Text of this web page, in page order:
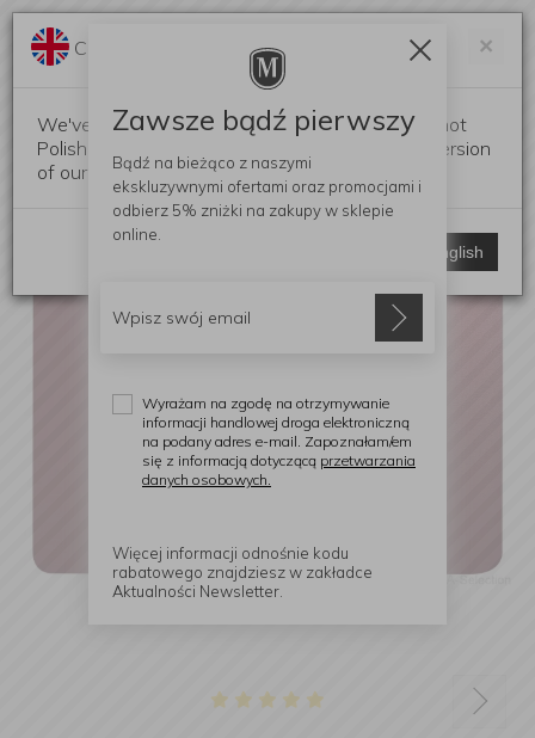
×
Change language?
We've detected that your browser language is not
Polish. Would you like to switch to the English version
of our website?
Switch to English
Zawsze bądź pierwszy
Bądź na bieżąco z naszymi
ekskluzywnymi ofertami oraz promocjami i
odbierz 5% zniżki na zakupy w sklepie
online.
Wyrażam na zgodę na otrzymywanie
informacji handlowej droga elektroniczną
na podany adres e-mail. Zapoznałam/em
się z informacją dotyczącą przetwarzania
danych osobowych.
Więcej informacji odnośnie kodu
rabatowego znajdziesz w zakładce
Aktualności Newsletter.